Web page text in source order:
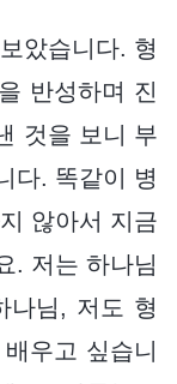
았습니다. 형
반성하며 진
것을 보니 부
다. 똑같이 병
않아서 지금
. 저는 하나님
나님, 저도 형
우고 싶습니